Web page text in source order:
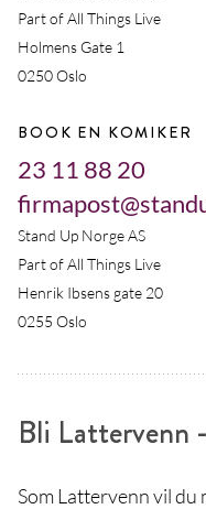
Part of All Things Live
Holmens Gate 1
0250 Oslo
BOOK EN KOMIKER
23 11 88 20
Stand Up Norge AS
Part of All Things Live
Henrik Ibsens gate 20
0255 Oslo
Bli Lattervenn
Som Lattervenn vil